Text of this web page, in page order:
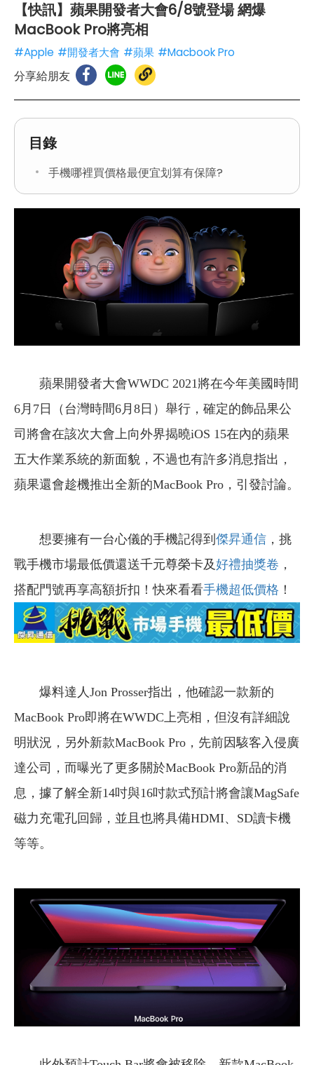
【快訊】蘋果開發者大會6/8號登場 網爆
MacBook Pro將亮相
#Apple #開發者大會 #蘋果 #Macbook Pro
分享給朋友
目錄
手機哪裡買價格最便宜划算有保障?
蘋果開發者大會WWDC 2021將在今年美國時間
6月7日（台灣時間6月8日）舉行，確定的飾品果公
司將會在該次大會上向外界揭曉iOS 15在內的蘋果
五大作業系統的新面貌，不過也有許多消息指出，
蘋果還會趁機推出全新的MacBook Pro，引發討論。
想要擁有一台心儀的手機記得到 傑昇通信 ，挑
戰手機市場最低價還送千元尊榮卡及好禮抽獎卷 ，
搭配門號再享高額折扣！快來看看手機超低價格 ！
爆料達人Jon Prosser指出，他確認一款新的
MacBook Pro即將在WWDC上亮相，但沒有詳細說
明狀況，另外新款MacBook Pro，先前因駭客入侵廣
達公司，而曝光了更多關於MacBook Pro新品的消
息，據了解全新14吋與16吋款式預計將會讓MagSafe
磁力充電孔回歸，並且也將具備HDMI、SD讀卡機
等等。